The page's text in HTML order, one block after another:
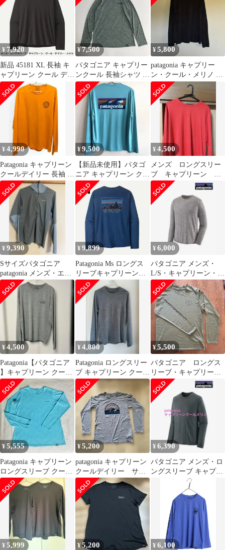
¥ 7,920
新品 45181 XL 長袖 キ
ャプリーン クール デイ
リー シャツ パタゴニア
¥7,500
パタゴニア キャプリー
ンクール 長袖シャツ ア
ウトドア ランニング 速
乾 XS緑
¥5,800
patagonia キャプリー
ン・クール・メリノ ロ
ングスリーブT BLK
¥4,990
Patagonia キャプリーン
クールデイリー 長袖 M
オレンジ
¥9,500
【新品未使用】パタゴ
ニア キャプリーン クー
ル デイリー グラフィッ
クシャツXS
¥4,500
メンズ ロングスリー
ブ キャプリーン ク
ール デイリー シャ
ツ
¥9,390
Sサイズパタゴニア
patagonia メンズ・エア
シェッド・プロ・プル
オーバー
¥9,899
Patagonia Ms ロングス
リーブキャプリーンク
ールデイリーシャツ
¥6,000
パタゴニア メンズ・
L/S・キャプリーン・ク
ール・デイリー・シャ
ツ新品未使用
¥4,500
Patagonia【パタゴニア
】キャプリーン クール
デイリーMサイズ
¥4,800
Patagonia ロングスリー
ブ キャプリーン クール
ライトウェイト
¥5,500
パタゴニア ロングス
リーブ・キャプリー
ン・クール・デイリ
ー・グラフィック
¥5,555
Patagonia キャプリーン
ロングスリーブ クール
デイリー
¥5,200
patagonia キャプリーン
クールデイリー サイ
ズS
¥6,390
パタゴニア メンズ・ロ
ングスリーブ キャプリ
ーン・クール・メリ
ノ・Tシャツ
¥5,999 ¥5,200 ¥6,100